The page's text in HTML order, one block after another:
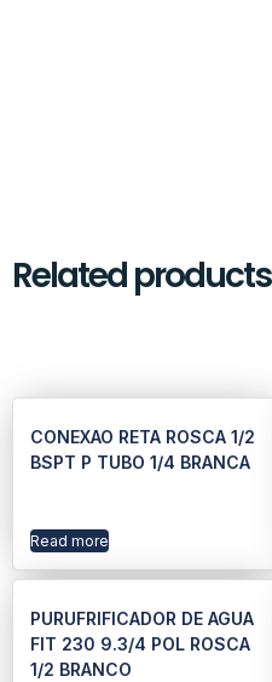
Related products
CONEXAO RETA ROSCA 1/2
BSPT P TUBO 1/4 BRANCA
Read more
PURUFRIFICADOR DE AGUA
FIT 230 9.3/4 POL ROSCA
1/2 BRANCO